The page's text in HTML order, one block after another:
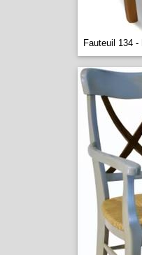
Fauteuil 134 -